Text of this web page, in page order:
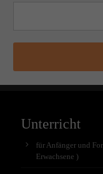
Unterricht
für Anfänger und
Erwachsene )